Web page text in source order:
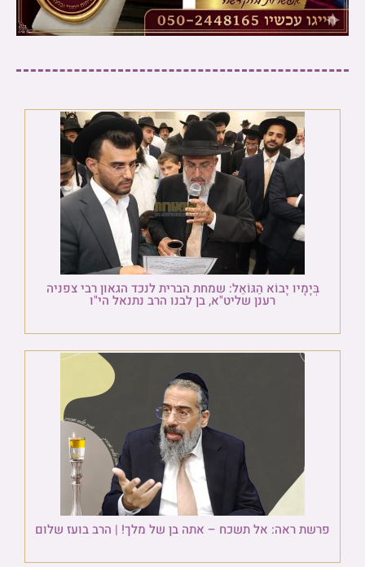
בְּיָמָיו יָבוֹא הַגּוֹאֵל: שמחת הברית לנכד הגאון רבי צפניה
רענן שליט"א, בן לבנו הרב נתנאל הי"ו
פרשת ראה: אל תשכח – אתה בן של מלך! | הרב בועז שלום